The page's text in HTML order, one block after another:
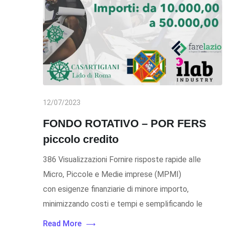
12/07/2023
FONDO ROTATIVO – POR FERS
piccolo credito
386 Visualizzazioni Fornire risposte rapide alle
Micro, Piccole e Medie imprese (MPMI)
con esigenze finanziarie di minore importo,
minimizzando costi e tempi e semplificando le
Read More